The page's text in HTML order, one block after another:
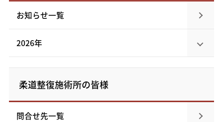
お知らせ一覧
2026年
柔道整復施術所の皆様
問合せ先一覧